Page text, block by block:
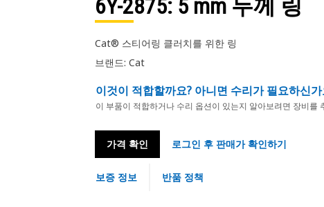
6Y-2875: 5 mm 두께 링
Cat® 스티어링 클러치를 위한 링
브랜드: Cat
이것이 적합할까요? 아니면 수리가 필요하신가
이 부품이 적합하거나 수리 옵션이 있는지 알아보려면 장비를
가격 확인 로그인 후 판매가 확인하기
보증 정보 반품 정책